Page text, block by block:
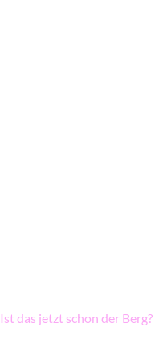
Ist das jetzt schon der